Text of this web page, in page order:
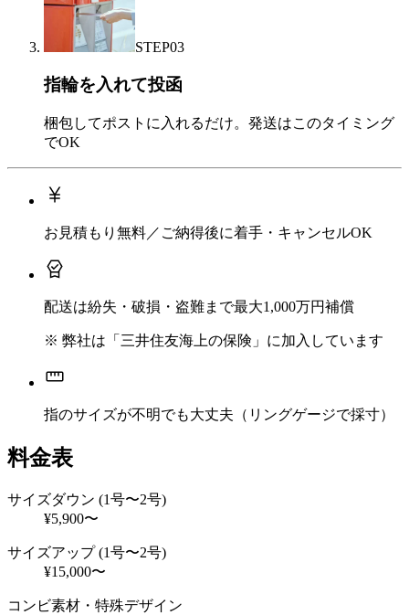
STEP03
指輪を入れて投函
梱包してポストに入れるだけ。発送はこのタイミング
でOK
お見積もり無料／ご納得後に着手・キャンセルOK
配送は紛失・破損・盗難まで最大1,000万円補償
※ 弊社は「三井住友海上の保険」に加入しています
指のサイズが不明でも大丈夫（リングゲージで採寸）
料金表
サイズダウン (1号〜2号)
¥5,900〜
サイズアップ (1号〜2号)
¥15,000〜
コンビ素材・特殊デザイン